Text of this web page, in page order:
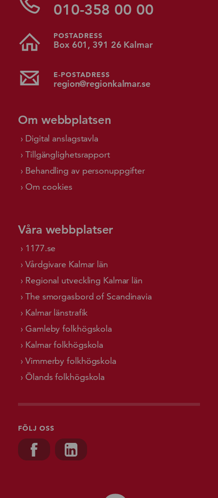
010-358 00 00
POSTADRESS
Box 601, 391 26 Kalmar
E-POSTADRESS
region@regionkalmar.se
Om webbplatsen
Digital anslagstavla
Tillgänglighetsrapport
Behandling av personuppgifter
Om cookies
Våra webbplatser
1177.se
Vårdgivare Kalmar län
Regional utveckling Kalmar län
The smorgasbord of Scandinavia
Kalmar länstrafik
Gamleby folkhögskola
Kalmar folkhögskola
Vimmerby folkhögskola
Ölands folkhögskola
FÖLJ OSS
Besök oss på, Facebook
Besök oss på, Linkedin